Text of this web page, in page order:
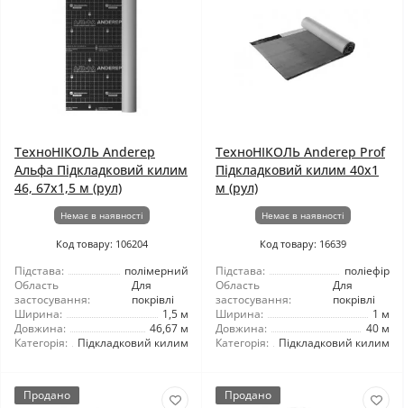
ТехноНІКОЛЬ Anderep
Альфа Підкладковий килим
46, 67x1,5 м (рул)
Немає в наявності
Код товару: 106204
Підстава:
полімерний
Область
застосування:
Для
покрівлі
Ширина:
1,5 м
Довжина:
46,67 м
Категорія:
Підкладковий килим
ТехноНІКОЛЬ Anderep Prof
Підкладковий килим 40x1
м (рул)
Немає в наявності
Код товару: 16639
Підстава:
поліефір
Область
застосування:
Для
покрівлі
Ширина:
1 м
Довжина:
40 м
Категорія:
Підкладковий килим
Продано Продано